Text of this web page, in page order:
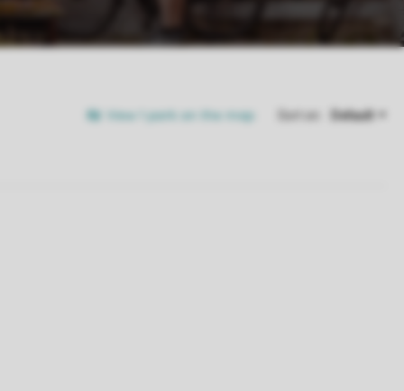
View 1 park on the map